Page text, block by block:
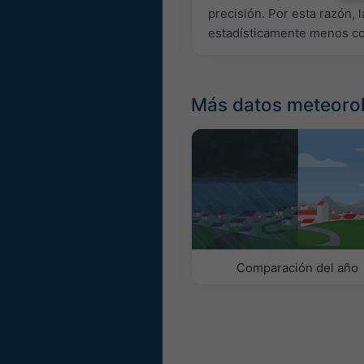
precisión. Por esta razón,
estadísticamente menos
Más datos
Comparación del año